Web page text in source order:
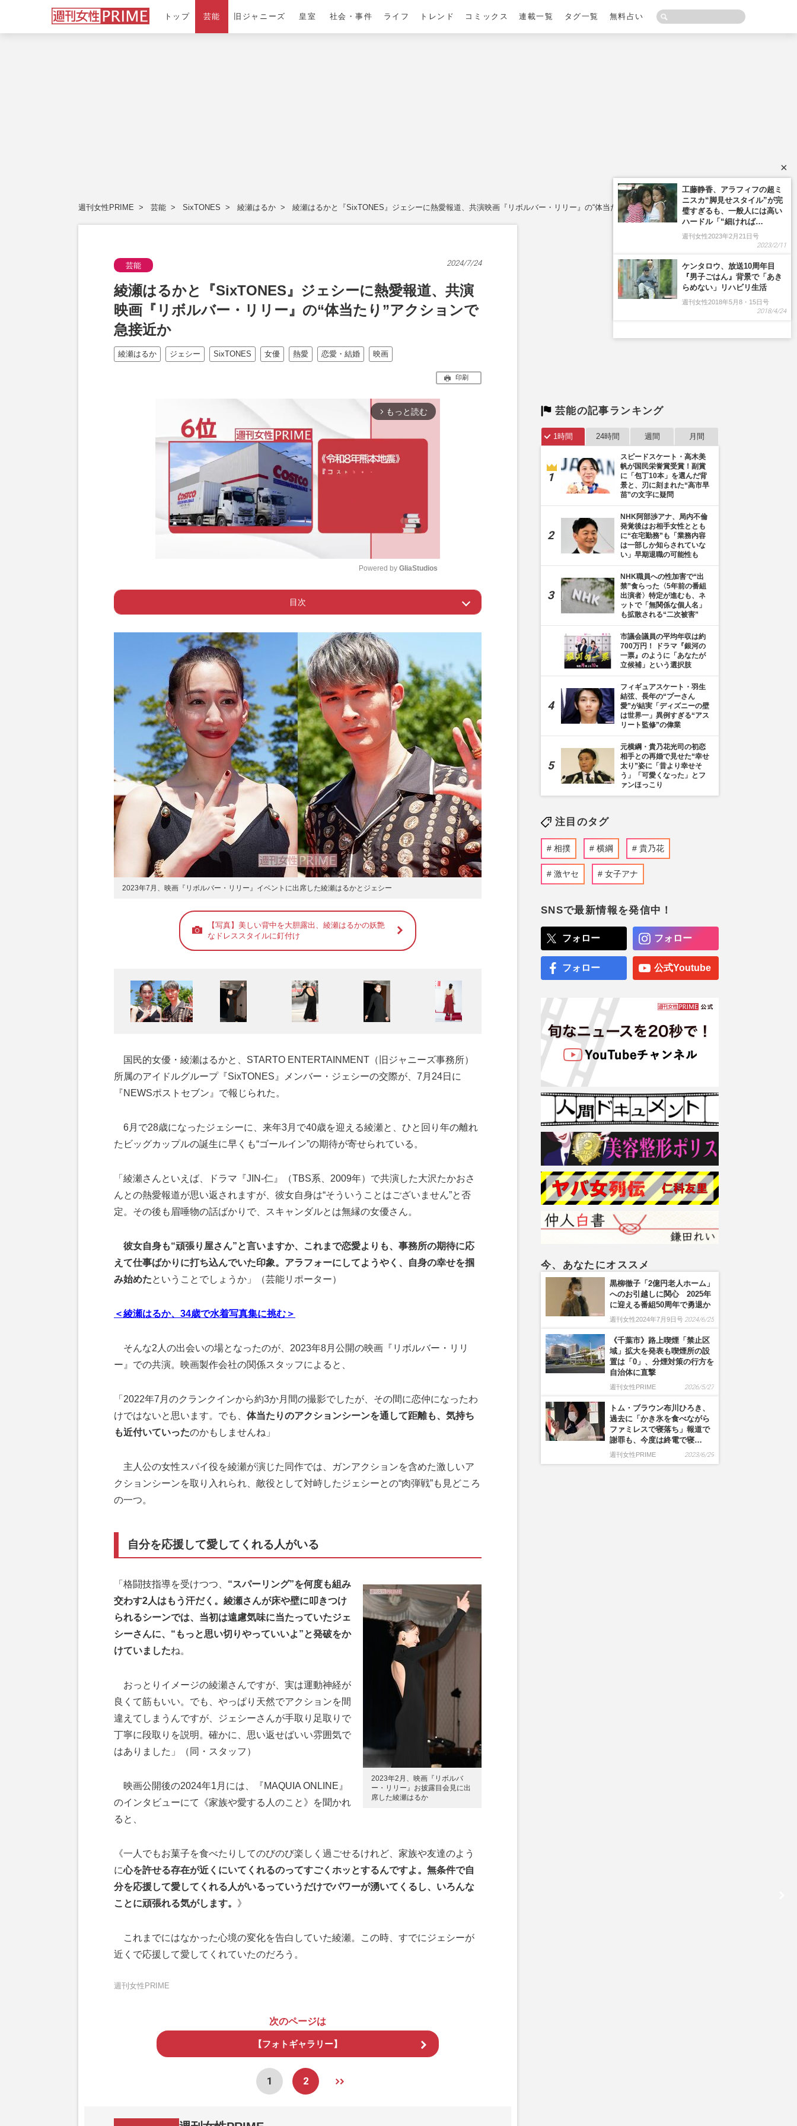
トップ 芸能 旧ジャニーズ 皇室 社会・事件 ライフ トレンド コミックス 連載一覧 タグ一覧 無料占い
週刊女性PRIME 芸能 SixTONES 綾瀬はるか 綾瀬はるかと『SixTONES』ジェシーに熱愛報道、共演映画『リボルバー・リリー』の“体当たり”アクションで急接近か
芸能 2024/7/24
綾瀬はるかと『SixTONES』ジェシーに熱愛報道、共演
映画『リボルバー・リリー』の“体当たり”アクションで
急接近か
綾瀬はるか ジェシー SixTONES 女優 熱愛 恋愛・結婚 映画
印刷
arrow_forward_ios もっと読む
t
e
Powered by GliaStudios
目次
Page 1 ー 自分を応援して愛してくれる人がいる
2023年7月、映画『リボルバー・リリー』イベントに出席した綾瀬はるかとジェシー
【写真】美しい背中を大胆露出、綾瀬はるかの妖艶
なドレススタイルに釘付け
国民的女優・綾瀬はるかと、STARTO ENTERTAINMENT（旧ジャニーズ事務所）
所属のアイドルグループ『SixTONES』メンバー・ジェシーの交際が、7月24日に
『NEWSポストセブン』で報じられた。
6月で28歳になったジェシーに、来年3月で40歳を迎える綾瀬と、ひと回り年の離れ
たビッグカップルの誕生に早くも“ゴールイン”の期待が寄せられている。
「綾瀬さんといえば、ドラマ『JIN-仁』（TBS系、2009年）で共演した大沢たかおさ
んとの熱愛報道が思い返されますが、彼女自身は“そういうことはございません”と否
定。その後も眉唾物の話ばかりで、スキャンダルとは無縁の女優さん。
彼女自身も“頑張り屋さん”と言いますか、これまで恋愛よりも、事務所の期待に応
えて仕事ばかりに打ち込んでいた印象。アラフォーにしてようやく、自身の幸せを掴
み始めたということでしょうか」（芸能リポーター）
＜綾瀬はるか、34歳で水着写真集に挑む＞
そんな2人の出会いの場となったのが、2023年8月公開の映画『リボルバー・リリ
ー』での共演。映画製作会社の関係スタッフによると、
「2022年7月のクランクインから約3か月間の撮影でしたが、その間に恋仲になったわ
けではないと思います。でも、 体当たりのアクションシーンを通して距離も、気持ち
も近付いていったのかもしませんね」
主人公の女性スパイ役を綾瀬が演じた同作では、ガンアクションを含めた激しいア
クションシーンを取り入れられ、敵役として対峙したジェシーとの“肉弾戦”も見どころ
の一つ。
自分を応援して愛してくれる人がいる
2023年2月、映画『リボルバ
ー・リリー』お披露目会見に出
席した綾瀬はるか
「格闘技指導を受けつつ、 “スパーリング”を何度も組み
交わす2人はもう汗だく。綾瀬さんが床や壁に叩きつけ
られるシーンでは、当初は遠慮気味に当たっていたジェ
シーさんに、“もっと思い切りやっていいよ”と発破をか
けていましたね。
おっとりイメージの綾瀬さんですが、実は運動神経が
良くて筋もいい。でも、やっぱり天然でアクションを間
違えてしまうんですが、ジェシーさんが手取り足取りで
丁寧に段取りを説明。確かに、思い返せばいい雰囲気で
はありました」（同・スタッフ）
映画公開後の2024年1月には、『MAQUIA ONLINE』
のインタビューにて《家族や愛する人のこと》を聞かれ
ると、
《一人でもお菓子を食べたりしてのびのび楽しく過ごせるけれど、家族や友達のよう
に心を許せる存在が近くにいてくれるのってすごくホッとするんですよ。無条件で自
分を応援して愛してくれる人がいるっていうだけでパワーが湧いてくるし、いろんな
ことに頑張れる気がします。 》
これまでにはなかった心境の変化を告白していた綾瀬。この時、すでにジェシーが
近くで応援して愛してくれていたのだろう。
週刊女性PRIME
次のページは
【フォトギャラリー】
1 2
芸能の記事ランキング
1時間 24時間 週間 月間
スピードスケート・高木美
帆が国民栄誉賞受賞！副賞
に「包丁10本」を選んだ背
景と、刃に刻まれた“高市早
苗”の文字に疑問
NHK阿部渉アナ、局内不倫
発覚後はお相手女性ととも
に“在宅勤務”も「業務内容
は一部しか知らされていな
い」早期退職の可能性も
NHK職員への性加害で“出
禁”食らった〈5年前の番組
出演者〉特定が進むも、ネ
ットで「無関係な個人名」
も拡散される“二次被害”
市議会議員の平均年収は約
700万円！ ドラマ『銀河の
一票』のように「あなたが
立候補」という選択肢
フィギュアスケート・羽生
結弦、長年の“プーさん
愛”が結実「ディズニーの壁
は世界一」異例すぎる“アス
リート監修”の偉業
元横綱・貴乃花光司の初恋
相手との再婚で見せた“幸せ
太り”姿に「昔より幸せそ
う」「可愛くなった」とフ
ァンほっこり
注目のタグ
相撲 横綱 貴乃花
激ヤセ 女子アナ
SNSで最新情報を発信中！
フォロー フォロー
フォロー 公式Youtube
今、あなたにオススメ
黒柳徹子「2億円老人ホーム」
へのお引越しに関心 2025年
に迎える番組50周年で勇退か
週刊女性2024年7月9日号 2024/6/25
《千葉市》路上喫煙「禁止区
域」拡大を発表も喫煙所の設
置は「0」、分煙対策の行方を
自治体に直撃
週刊女性PRIME 2026/5/27
トム・ブラウン布川ひろき、
過去に「かき氷を食べながら
ファミレスで寝落ち」報道で
謝罪も、今度は終電で寝…
週刊女性PRIME 2023/6/29
×